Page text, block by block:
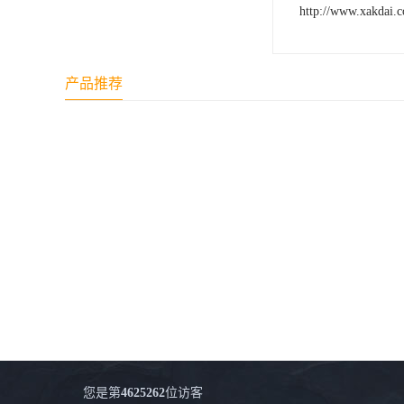
http://
产品推荐
您是第4625262位访客